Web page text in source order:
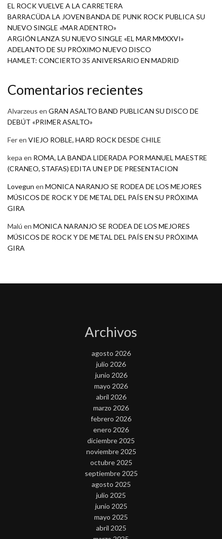
EL ROCK VUELVE A LA CARRETERA
BARRACÜDA LA JOVEN BANDA DE PUNK ROCK PUBLICA SU
NUEVO SINGLE «MAR ADENTRO»
ARGIÓN LANZA SU NUEVO SINGLE «EL MAR MMXXVI»
ADELANTO DE SU PRÓXIMO NUEVO DISCO
HAMLET: CONCIERTO 35 ANIVERSARIO EN MADRID
Comentarios recientes
Alvarzeus en GRAN ASALTO BAND PUBLICAN SU DISCO DE
DEBÚT «PRIMER ASALTO»
Feren VIEJO ROBLE, HARD ROCK DESDE CHILE
kepa en ROMA, LA BANDA LIDERADA POR MANUEL MAESTRE
(CRANEO, STAFAS) EDITA UN EP DE PRESENTACION
Lovegun en MONICA NARANJO SE RODEA DE LOS MEJORES
MÚSICOS DE ROCK Y DE METAL DEL PAÍS EN SU PRÓXIMA
GIRA
Malú en MONICA NARANJO SE RODEA DE LOS MEJORES
MÚSICOS DE ROCK Y DE METAL DEL PAÍS EN SU PRÓXIMA
GIRA
Archivos
agosto 2026
julio 2026
junio 2026
mayo 2026
abril 2026
marzo 2026
febrero 2026
enero 2026
diciembre 2025
noviembre 2025
octubre 2025
septiembre 2025
agosto 2025
julio 2025
junio 2025
mayo 2025
abril 2025